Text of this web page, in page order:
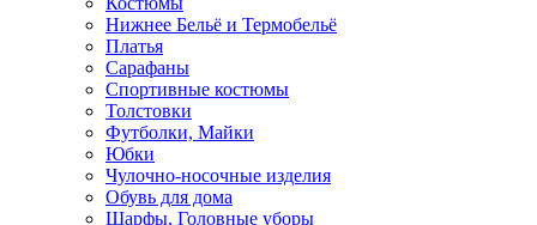
Нижнее Бельё и Термобельё
Платья
Сарафаны
Спортивные костюмы
Толстовки
Футболки, Майки
Юбки
Чулочно-носочные изделия
Обувь для дома
Шарфы, Головные уборы